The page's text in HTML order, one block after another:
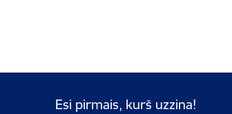
Esi pirmais, kurš uzzina!